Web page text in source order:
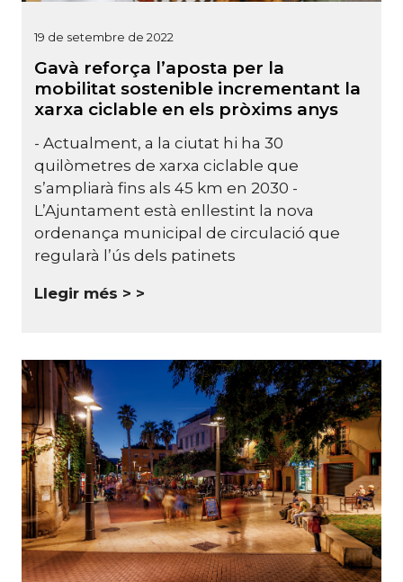
19 de setembre de 2022
Gavà reforça l’aposta per la
mobilitat sostenible incrementant la
xarxa ciclable en els pròxims anys
- Actualment, a la ciutat hi ha 30
quilòmetres de xarxa ciclable que
s’ampliarà fins als 45 km en 2030 -
L’Ajuntament està enllestint la nova
ordenança municipal de circulació que
regularà l’ús dels patinets
Llegir més >